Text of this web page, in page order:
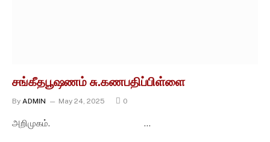
சங்கீதபூஷணம் சு.கணபதிப்பிள்ளை
By ADMIN May 24, 2025 0
அறிமுகம். …